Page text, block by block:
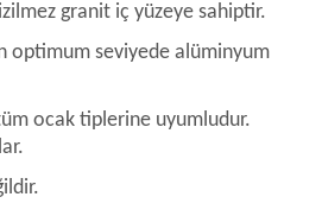
granit iç yüzeye sahiptir.
optimum seviyede alüminyum
ocak tiplerine uyumludur.